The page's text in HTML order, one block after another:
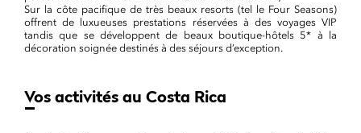
Sur la côte pacifique de très beaux resorts (tel le Four Seasons)
offrent de luxueuses prestations réservées à des voyages VIP
tandis que se développent de beaux boutique-hôtels 5* à la
décoration soignée destinés à des séjours d’exception.
Vos activités au Costa Rica